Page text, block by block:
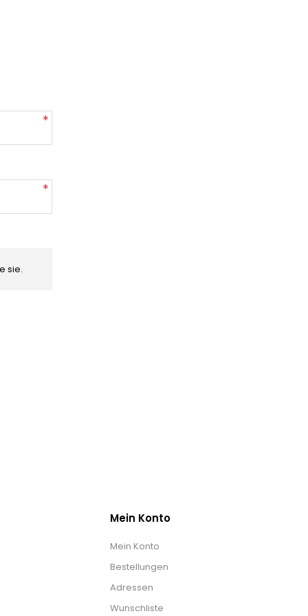
*
*
sie.
Mein Konto
Mein Konto
Bestellungen
Adressen
Wunschliste